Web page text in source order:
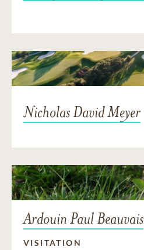
Nicholas David Meyer
Ardouin Paul Beauvais
VISITATION